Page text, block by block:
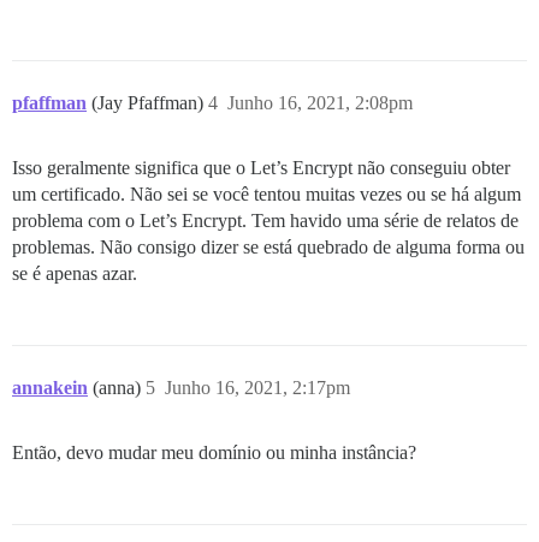
pfaffman (Jay Pfaffman) Junho 16, 2021, 2:08pm
4
Isso geralmente significa que o Let’s Encrypt não conseguiu obter
um certificado. Não sei se você tentou muitas vezes ou se há algum
problema com o Let’s Encrypt. Tem havido uma série de relatos de
problemas. Não consigo dizer se está quebrado de alguma forma ou
se é apenas azar.
annakein (anna) Junho 16, 2021, 2:17pm
5
Então, devo mudar meu domínio ou minha instância?